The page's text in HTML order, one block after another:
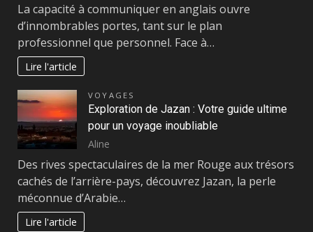
La capacité à communiquer en anglais ouvre
d’innombrables portes, tant sur le plan
professionnel que personnel. Face à…
Lire l'article
VOYAGES
Exploration de Jazan : Votre guide ultime
pour un voyage inoubliable
Aline
Des rives spectaculaires de la mer Rouge aux trésors
cachés de l’arrière-pays, découvrez Jazan, la perle
méconnue d’Arabie…
Lire l'article